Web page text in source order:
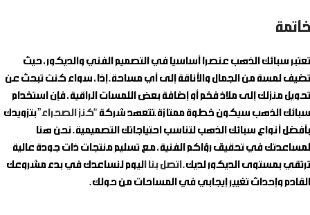
خاتمة
تعتبر سبائك الذهب عنصرًا أساسيًا في التصميم الفني والديكور، حيث
تضيف لمسة من الجمال والأناقة إلى أي مساحة. إذًا، سواء كنت تبحث عن
تحويل منزلك إلى ملاذ فخم أو إضافة بعض اللمسات الراقية، فإن استخدام
سبائك الذهب سيكون خطوة ممتازة.تتعهد شركة “كنز الصحراء” بتزويدك
بأفضل أنواع سبائك الذهب لتناسب احتياجاتك التصميمية. نحن هنا
لمساعدتك في تحقيق رؤاكم الفنية، مع تسليم منتجات ذات جودة عالية
ترتقي بمستوى الديكور لديك. اتصل بنا ا
ليوم لنساعدك في بدء مشروعك
القادم وإحداث تغيير إيجابي في المساحات من حولك.